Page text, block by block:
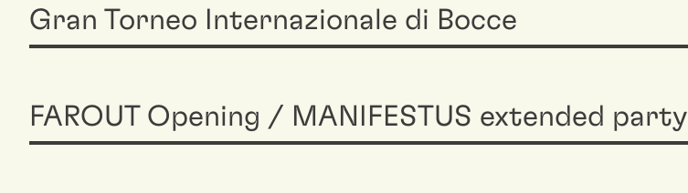
Gran Torneo Internazionale di Bocce
FAROUT Opening / MANIFESTUS extended party